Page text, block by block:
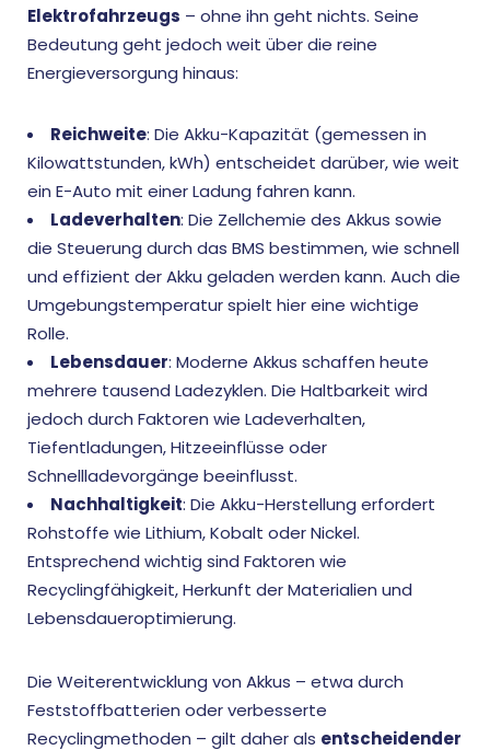
Elektrofahrzeugs – ohne ihn geht nichts. Seine
Bedeutung geht jedoch weit über die reine
Energieversorgung hinaus:
Reichweite: Die Akku-Kapazität (gemessen in
Kilowattstunden, kWh) entscheidet darüber, wie weit
ein E-Auto mit einer Ladung fahren kann.
Ladeverhalten: Die Zellchemie des Akkus sowie
die Steuerung durch das BMS bestimmen, wie schnell
und effizient der Akku geladen werden kann. Auch die
Umgebungstemperatur spielt hier eine wichtige
Rolle.
Lebensdauer: Moderne Akkus schaffen heute
mehrere tausend Ladezyklen. Die Haltbarkeit wird
jedoch durch Faktoren wie Ladeverhalten,
Tiefentladungen, Hitzeeinflüsse oder
Schnellladevorgänge beeinflusst.
Nachhaltigkeit: Die Akku-Herstellung erfordert
Rohstoffe wie Lithium, Kobalt oder Nickel.
Entsprechend wichtig sind Faktoren wie
Recyclingfähigkeit, Herkunft der Materialien und
Lebensdaueroptimierung.
Die Weiterentwicklung von Akkus – etwa durch
Feststoffbatterien oder verbesserte
Recyclingmethoden – gilt daher als entscheidender